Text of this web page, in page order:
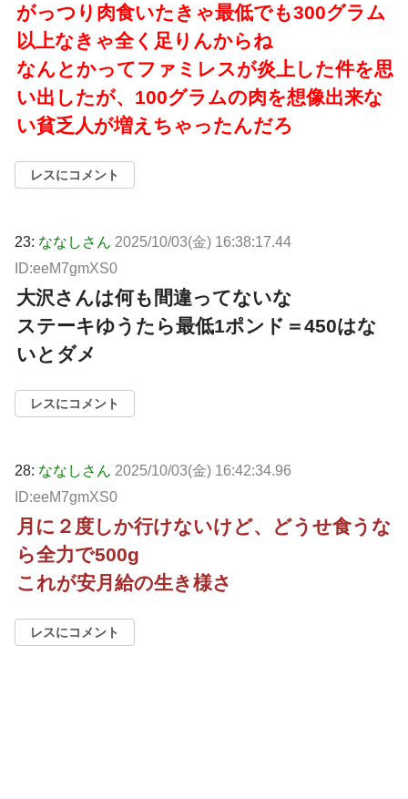
がっつり肉食いたきゃ最低でも300グラム
以上なきゃ全く足りんからね
なんとかってファミレスが炎上した件を思
い出したが、100グラムの肉を想像出来な
い貧乏人が増えちゃったんだろ
レスにコメント
23: ななしさん 2025/10/03(金) 16:38:17.44
ID:eeM7gmXS0
大沢さんは何も間違ってないな
ステーキゆうたら最低1ポンド＝450はな
いとダメ
レスにコメント
28: ななしさん 2025/10/03(金) 16:42:34.96
ID:eeM7gmXS0
月に２度しか行けないけど、どうせ食うな
ら全力で500g
これが安月給の生き様さ
レスにコメント